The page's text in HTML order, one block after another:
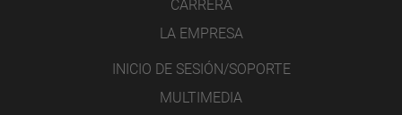
CARRERA
LA EMPRESA
INICIO DE SESIÓN/SOPORTE
MULTIMEDIA